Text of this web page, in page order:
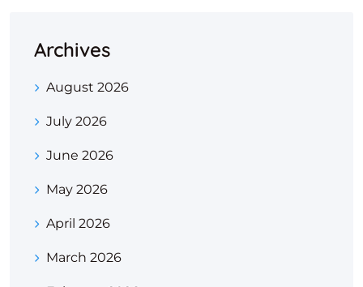
Archives
August 2026
July 2026
June 2026
May 2026
April 2026
March 2026